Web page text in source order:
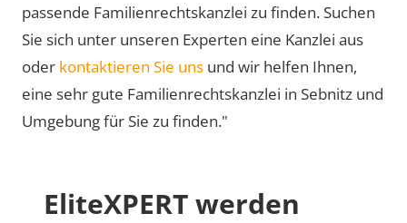
passende Familienrechtskanzlei zu finden. Suchen
Sie sich unter unseren Experten eine Kanzlei aus
oder kontaktieren Sie uns und wir helfen Ihnen,
eine sehr gute Familienrechtskanzlei in Sebnitz und
Umgebung für Sie zu finden."
EliteXPERT werden